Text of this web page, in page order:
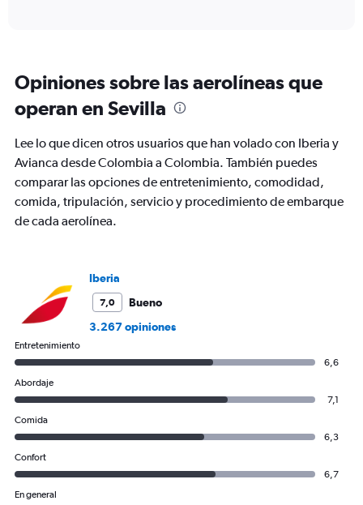
categories.
chart
1
Y
axis
displaying
values.
Range:
Opiniones sobre las aerolíneas que
operan en Sevilla
Lee lo que dicen otros usuarios que han volado con Iberia y
Avianca desde Colombia a Colombia. También puedes
comparar las opciones de entretenimiento, comodidad,
comida, tripulación, servicio y procedimiento de embarque
de cada aerolínea.
Iberia
7,0
Bueno
3.267 opiniones
Entretenimiento
6,6
Abordaje
7,1
Comida
6,3
Confort
6,7
En general